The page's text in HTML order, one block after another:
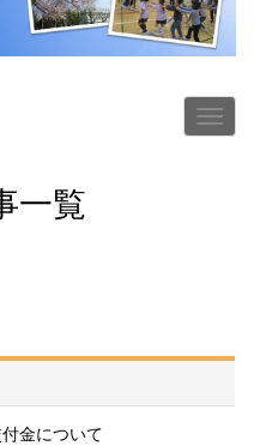
一覧
金について